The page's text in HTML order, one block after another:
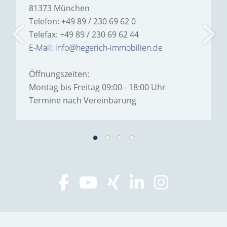
81373 München
Telefon: +49 89 / 230 69 62 0
Telefax: +49 89 / 230 69 62 44
E-Mail: info@hegerich-immobilien.de
Öffnungszeiten:
Montag bis Freitag 09:00 - 18:00 Uhr
Termine nach Vereinbarung